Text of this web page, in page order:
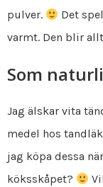
pulver.
Det
varmt. Den blir
Som
Jag älskar vita
medel hos
jag köpa dessa
köksskåpet?